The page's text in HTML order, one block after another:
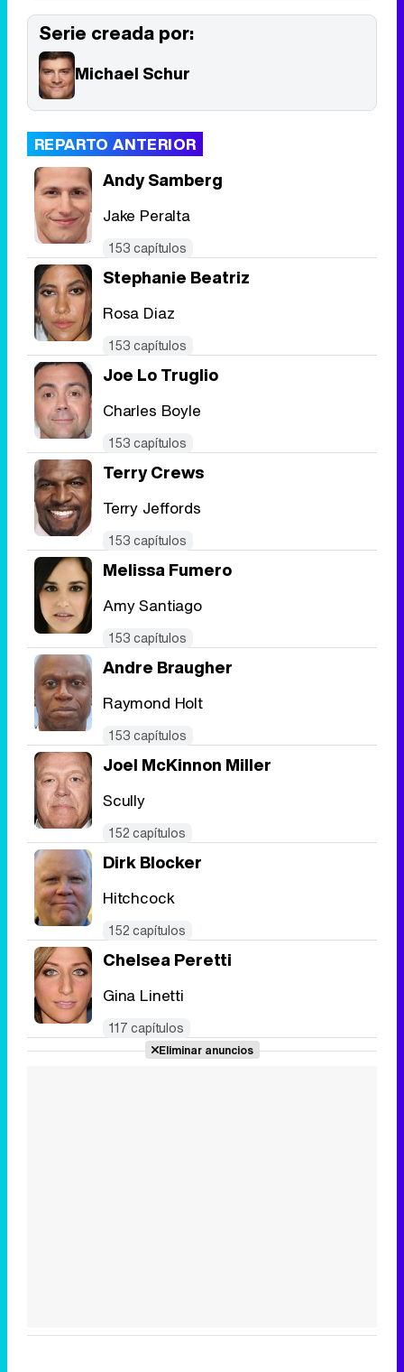
'120 Minutos' celebra sus 2.000 programas en Telemadrid con un vídeo del día a día en la redacción
Tráiler de '33 días', la nueva serie de Atresplayer con Julián Villagrán y José Manuel Poga
Serie creada por:
Michael Schur
REPARTO ANTERIOR
Andy Samberg
Jake Peralta
153 capítulos
Stephanie Beatriz
Rosa Diaz
153 capítulos
Joe Lo Truglio
Charles Boyle
153 capítulos
Terry Crews
Terry Jeffords
153 capítulos
Melissa Fumero
Amy Santiago
153 capítulos
Andre Braugher
Raymond Holt
153 capítulos
Joel McKinnon Miller
Scully
152 capítulos
Dirk Blocker
Hitchcock
152 capítulos
Chelsea Peretti
Gina Linetti
117 capítulos
Eliminar anuncios